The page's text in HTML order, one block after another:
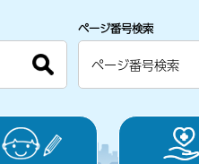
ページ番号検索